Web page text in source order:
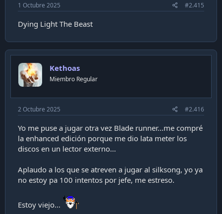
1 Octubre 2025 #2.415
Dying Light The Beast
Kethoas
Miembro Regular
2 Octubre 2025 #2.416
Yo me puse a jugar otra vez Blade runner...me compré
la enhanced edición porque me dio lata meter los
discos en un lector externo...
Aplaudo a los que se atreven a jugar al silksong, yo ya
no estoy pa 100 intentos por jefe, me estreso.
Estoy viejo...